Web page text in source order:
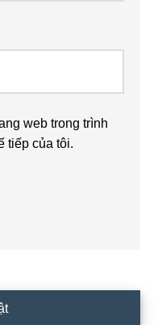
web trong trình
tiếp của tôi.